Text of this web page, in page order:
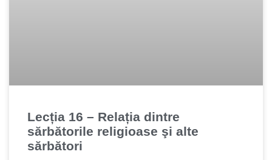
Lecția 16 – Relația dintre
sărbătorile religioase şi alte
sărbători